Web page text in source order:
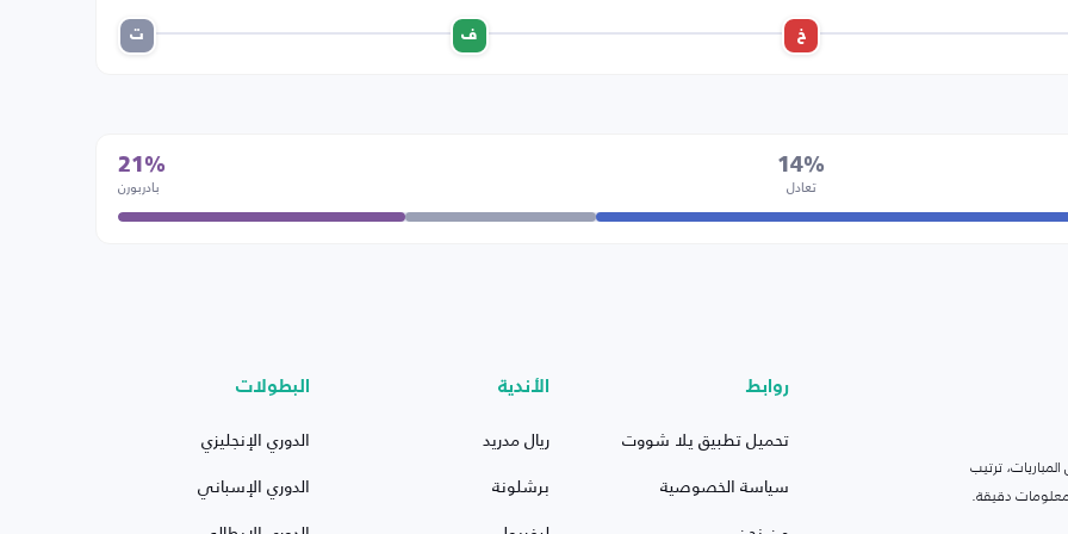
خ ف ت
14%
تعادل
21%
بادربورن
ترتيب
دقيقة.
روابط
تحميل تطبيق يلا شووت
سياسة الخصوصية
الأندية
ريال مدريد
برشلونة
البطولات
الدوري الإنجليزي
الدوري الإسباني